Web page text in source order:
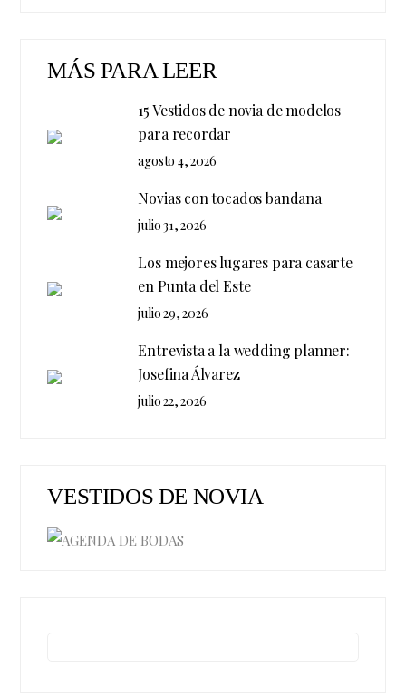
MÁS PARA LEER
15 Vestidos de novia de modelos
para recordar
agosto 4, 2026
Novias con tocados bandana
julio 31, 2026
Los mejores lugares para casarte
en Punta del Este
julio 29, 2026
Entrevista a la wedding planner:
Josefina Álvarez
julio 22, 2026
VESTIDOS DE NOVIA